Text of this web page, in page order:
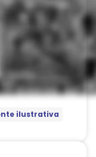
ilustrativa